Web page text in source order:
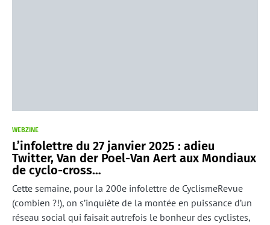
WEBZINE
L’infolettre du 27 janvier 2025 : adieu
Twitter, Van der Poel-Van Aert aux Mondiaux
de cyclo-cross…
Cette semaine, pour la 200e infolettre de CyclismeRevue
(combien ?!), on s’inquiète de la montée en puissance d’un
réseau social qui faisait autrefois le bonheur des cyclistes,